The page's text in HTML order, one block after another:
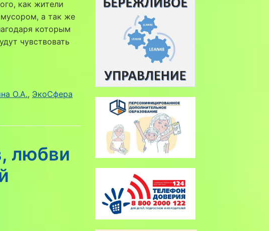
как жители
а так же
которым
чувствовать
О.А., ЭкоСфера
любви